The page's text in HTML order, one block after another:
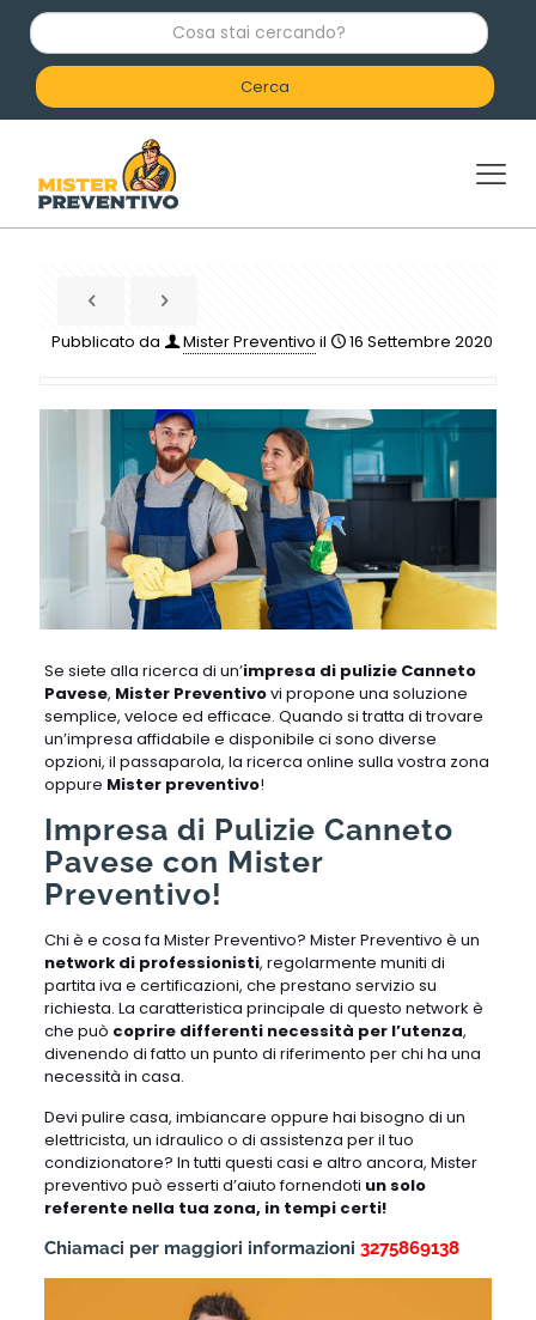
C
o
a
c
e
Pubblicato da Mister Preventivo il 16 Settembre 2020
Se siete alla ricerca di un’impresa di pulizie Canneto
Pavese, Mister Preventivovi propone una soluzione
semplice, veloce ed efficace. Quando si tratta di trovare
un’impresa affidabile e disponibile ci sono diverse
opzioni, il passaparola, la ricerca online sulla vostra zona
oppure Mister preventivo!
Impresa di Pulizie Canneto
Pavese con Mister
Preventivo!
Chi è e cosa fa Mister Preventivo? Mister Preventivo è un
network di professionisti, regolarmente muniti di
partita iva e certificazioni, che prestano servizio su
richiesta. La caratteristica principale di questo network è
che può coprire differenti necessità per l’utenza,
divenendo di fatto un punto di riferimento per chi ha una
necessità in casa.
Devi pulire casa, imbiancare oppure hai bisogno di un
elettricista, un idraulico o di assistenza per il tuo
condizionatore? In tutti questi casi e altro ancora, Mister
preventivo può esserti d’aiuto fornendoti un solo
referente nella tua zona, in tempi certi!
Chiamaci per maggiori informazioni 3275869138